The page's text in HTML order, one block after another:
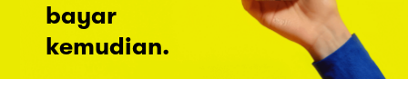
bayar
kemudian.